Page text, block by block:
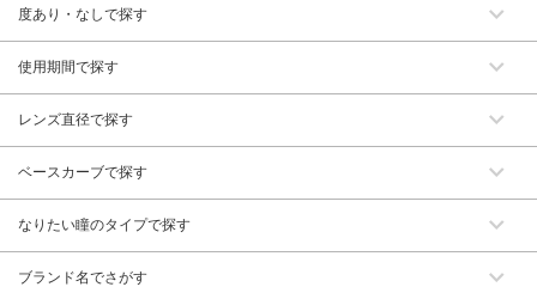
度あり・なしで探す
使用期間で探す
レンズ直径で探す
ベースカーブで探す
なりたい瞳のタイプで探す
ブランド名でさがす